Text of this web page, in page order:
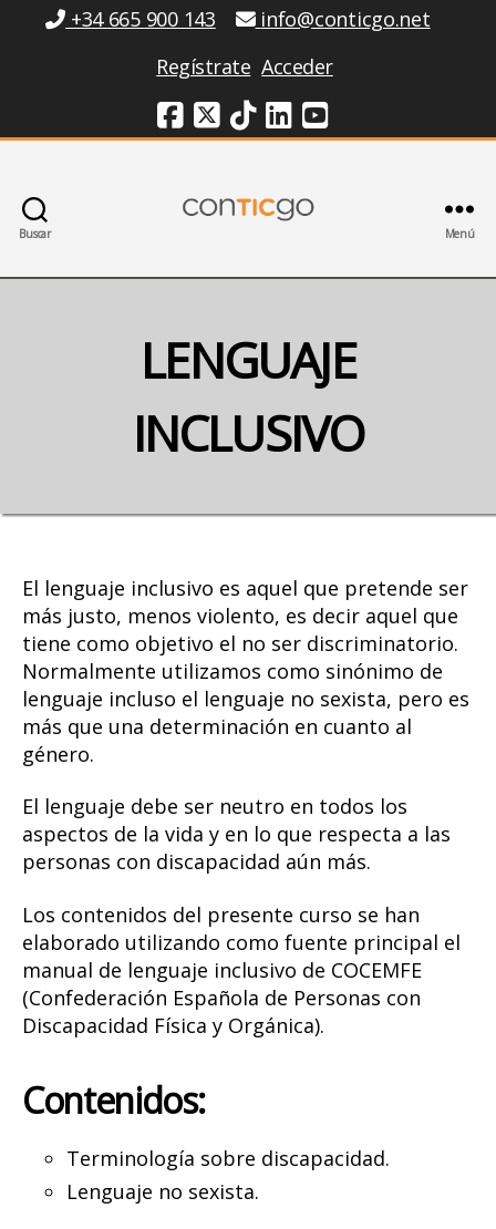
Información
+34 665 900 143
info@conticgo.net
Regístrate Acceder
Redes Sociales
Buscar Menú
LENGUAJE
INCLUSIVO
El lenguaje inclusivo es aquel que pretende ser
más justo, menos violento, es decir aquel que
tiene como objetivo el no ser discriminatorio.
Normalmente utilizamos como sinónimo de
lenguaje incluso el lenguaje no sexista, pero es
más que una determinación en cuanto al
género.
El lenguaje debe ser neutro en todos los
aspectos de la vida y en lo que respecta a las
personas con discapacidad aún más.
Los contenidos del presente curso se han
elaborado utilizando como fuente principal el
manual de lenguaje inclusivo de COCEMFE
(Confederación Española de Personas con
Discapacidad Física y Orgánica).
Contenidos:
Terminología sobre discapacidad.
Lenguaje no sexista.